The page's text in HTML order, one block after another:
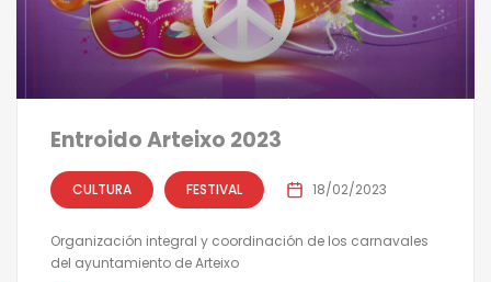
Entroido Arteixo 2023
CULTURA FESTIVAL 18/02/2023
Organización integral y coordinación de los carnavales
del ayuntamiento de Arteixo